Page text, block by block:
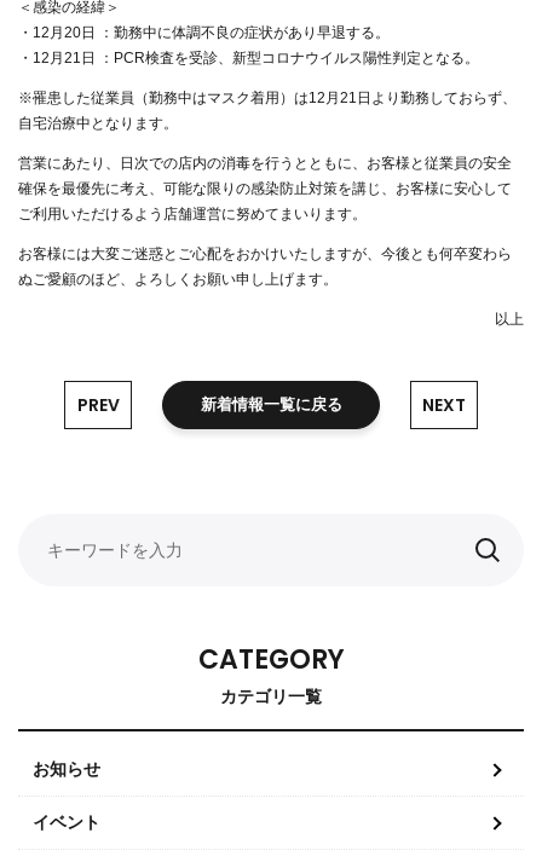
＜感染の経緯＞
・12月20日 ：勤務中に体調不良の症状があり早退する。
・12月21日 ：PCR検査を受診、新型コロナウイルス陽性判定となる。
※罹患した従業員（勤務中はマスク着用）は12月21日より勤務しておらず、
自宅治療中となります。
営業にあたり、日次での店内の消毒を行うとともに、お客様と従業員の安全
確保を最優先に考え、可能な限りの感染防止対策を講じ、お客様に安心して
ご利用いただけるよう店舗運営に努めてまいります。
お客様には大変ご迷惑とご心配をおかけいたしますが、今後とも何卒変わら
ぬご愛顧のほど、よろしくお願い申し上げます。
以上
PREV 新着情報一覧に戻る NEXT
CATEGORY
カテゴリ一覧
お知らせ
イベント